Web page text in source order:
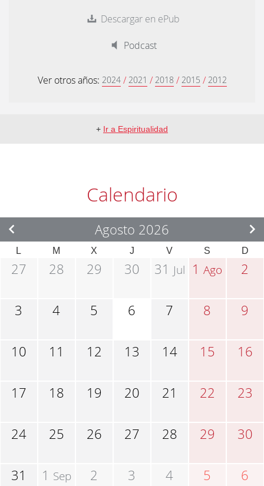
Descargar en ePub
Podcast
Ver otros años: 2024 / 2021 / 2018 / 2015 / 2012
+ Ir a Espiritualidad
Calendario
Agosto 2026
L M X J V S D
27 28 29 30 31 Jul 1Ago 2
3 4 5 6 7 8 9
10 11 12 13 14 15 16
17 18 19 20 21 22 23
24 25 26 27 28 29 30
31 1 Sep 2 3 4 5 6